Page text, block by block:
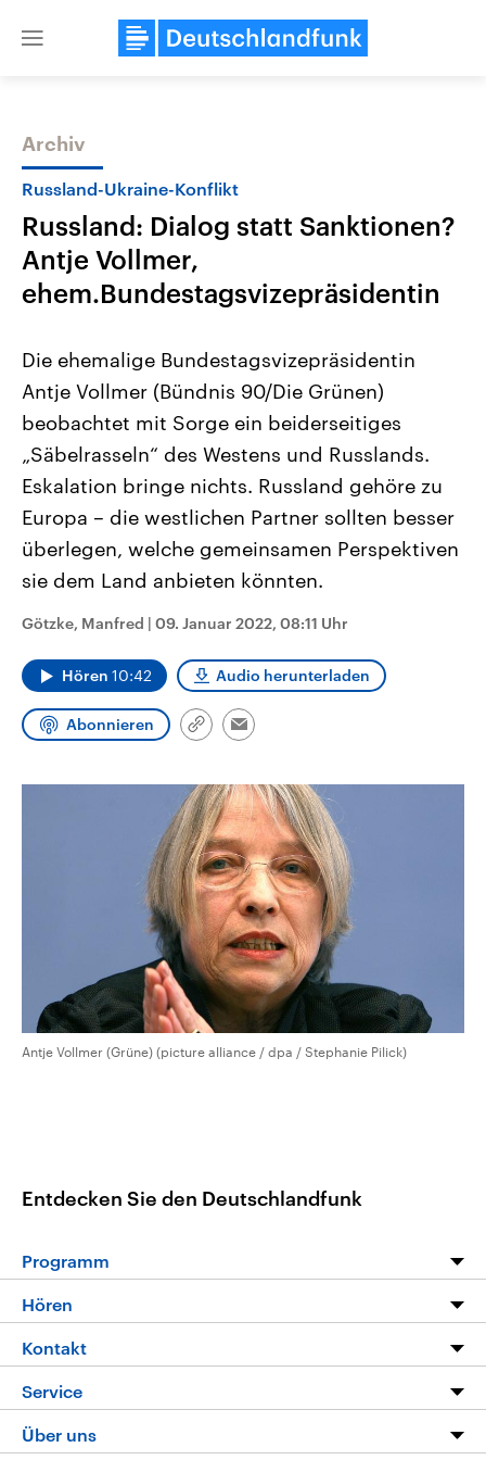
Close
Themen
2026
Alle Informationen
Sachsen-Anhalt wählt am 6.
September 2026 einen neuen
Landtag. Seit 2021 wird das
Bundesland von einer Koalition aus
CDU, SPD und FDP regiert.-
Umfragen, Prognosen,
und Hintergründe zu den Parteien
und Kandidaten der anstehenden
Wahl.
Aktuelle Beiträge,
Hintergründe
Wirtschaftlich und
gehören die Vereinigten
den mächtigsten Ländern
mit großem Einfluss auf
aktuelle Weltgeschehen.
Sendungen Programm Podcasts
Archiv
Russland-Ukraine-Konflikt
Russland: Dialog statt Sanktionen?
Antje Vollmer,
ehem.Bundestagsvizepräsidentin
Die ehemalige Bundestagsvizepräsidentin
Antje Vollmer (Bündnis 90/Die Grünen)
beobachtet mit Sorge ein beiderseitiges
„Säbelrasseln“ des Westens und Russlands.
Eskalation bringe nichts. Russland gehöre zu
Europa – die westlichen Partner sollten besser
überlegen, welche gemeinsamen Perspektiven
sie dem Land anbieten könnten.
Götzke, Manfred | 09. Januar 2022, 08:11 Uhr
Hören 10:42 Audio herunterladen
Abonnieren
Link
Email
Antje Vollmer (Grüne) (picture alliance / dpa / Stephanie Pilick)
Entdecken Sie den Deutschlandfunk
Programm
Programm
Die Nachrichten
Nachrichtenleicht
Neue Beiträge auf dlf.de
Hören
Livestream
Podcasts
Deutschlandfunk App
Kontakt
Hörerservice
Service
FAQ
Über uns